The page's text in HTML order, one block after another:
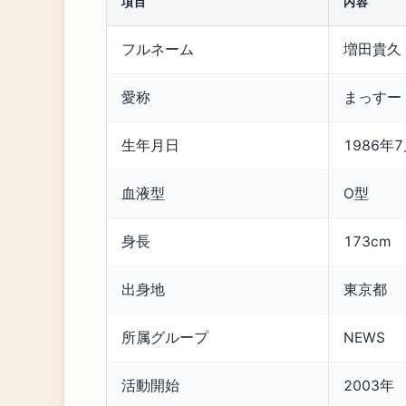
フルネーム 増田貴久
愛称 まっすー
生年月日 1986年
血液型 O型
身長 173cm
出身地 東京都
所属グループ NEWS
活動開始 2003年